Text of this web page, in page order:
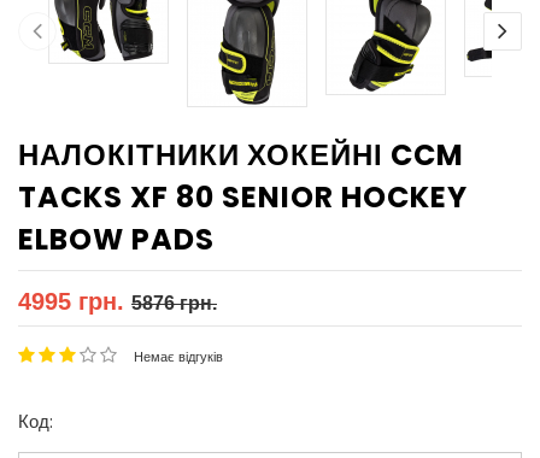
НАЛОКІТНИКИ ХОКЕЙНІ CCM
TACKS XF 80 SENIOR HOCKEY
ELBOW PADS
4995 грн. 5876 грн.
Немає відгуків
Код: